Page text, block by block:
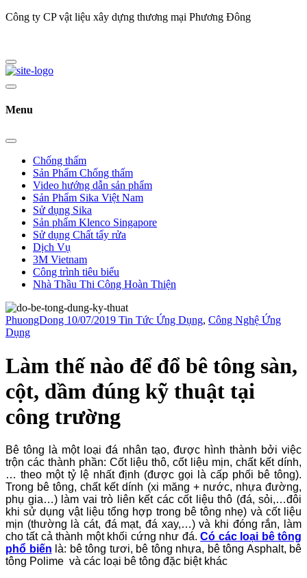
Công ty CP vật liệu xây dựng thương mại Phương Đông
Menu
Chống thấm
Sản Phẩm Chống thấm
Video hướng dẫn sản phẩm
Sản Phẩm Sika Việt Nam
Sử dụng Sika
Sản phẩm Klenco Singapore
Sử dụng Chất tẩy rửa
Dịch Vụ
3M Vietnam
Công trình tiêu biểu
Nhà Thầu Thi Công Hoàn Thiện
PhuongDong 10/07/2019 Tin Tức Ứng Dụng, Công Nghệ Ứng
Dụng
Làm thế nào để đổ bê tông sàn,
cột, dầm đúng kỹ thuật tại
công trường
Bê tông là một loại đá nhân tạo, được hình thành bởi việc
trộn các thành phần: Cốt liệu thô, cốt liệu mịn, chất kết dính,
… theo một tỷ lệ nhất định (được gọi là cấp phối bê tông).
Trong bê tông, chất kết dính (xi măng + nước, nhựa đường,
phụ gia…) làm vai trò liên kết các cốt liệu thô (đá, sỏi,…đôi
khi sử dụng vật liệu tổng hợp trong bê tông nhẹ) và cốt liệu
mịn (thường là cát, đá mạt, đá xay,…) và khi đóng rắn, làm
cho tất cả thành một khối cứng như đá. Có các loại bê tông
phổ biến là: bê tông tươi, bê tông nhựa, bê tông Asphalt, bê
tông Polime và các loại bê tông đặc biệt khác